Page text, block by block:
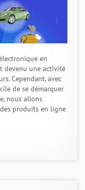
en
devenu une activité
Cependant, avec
de se démarquer
nous allons
produits en ligne